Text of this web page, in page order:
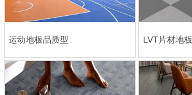
运动地板品质型 LVT片材地板